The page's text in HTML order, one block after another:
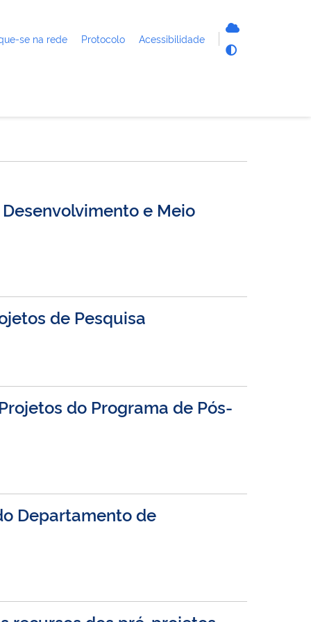
se na rede Protocolo Acessibilidade
e Meio
de Pesquisa
do Programa de Pós-
Departamento de